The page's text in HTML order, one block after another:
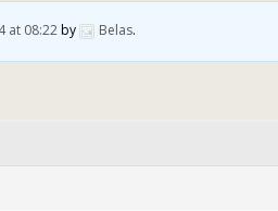
at 08:22by Belas.